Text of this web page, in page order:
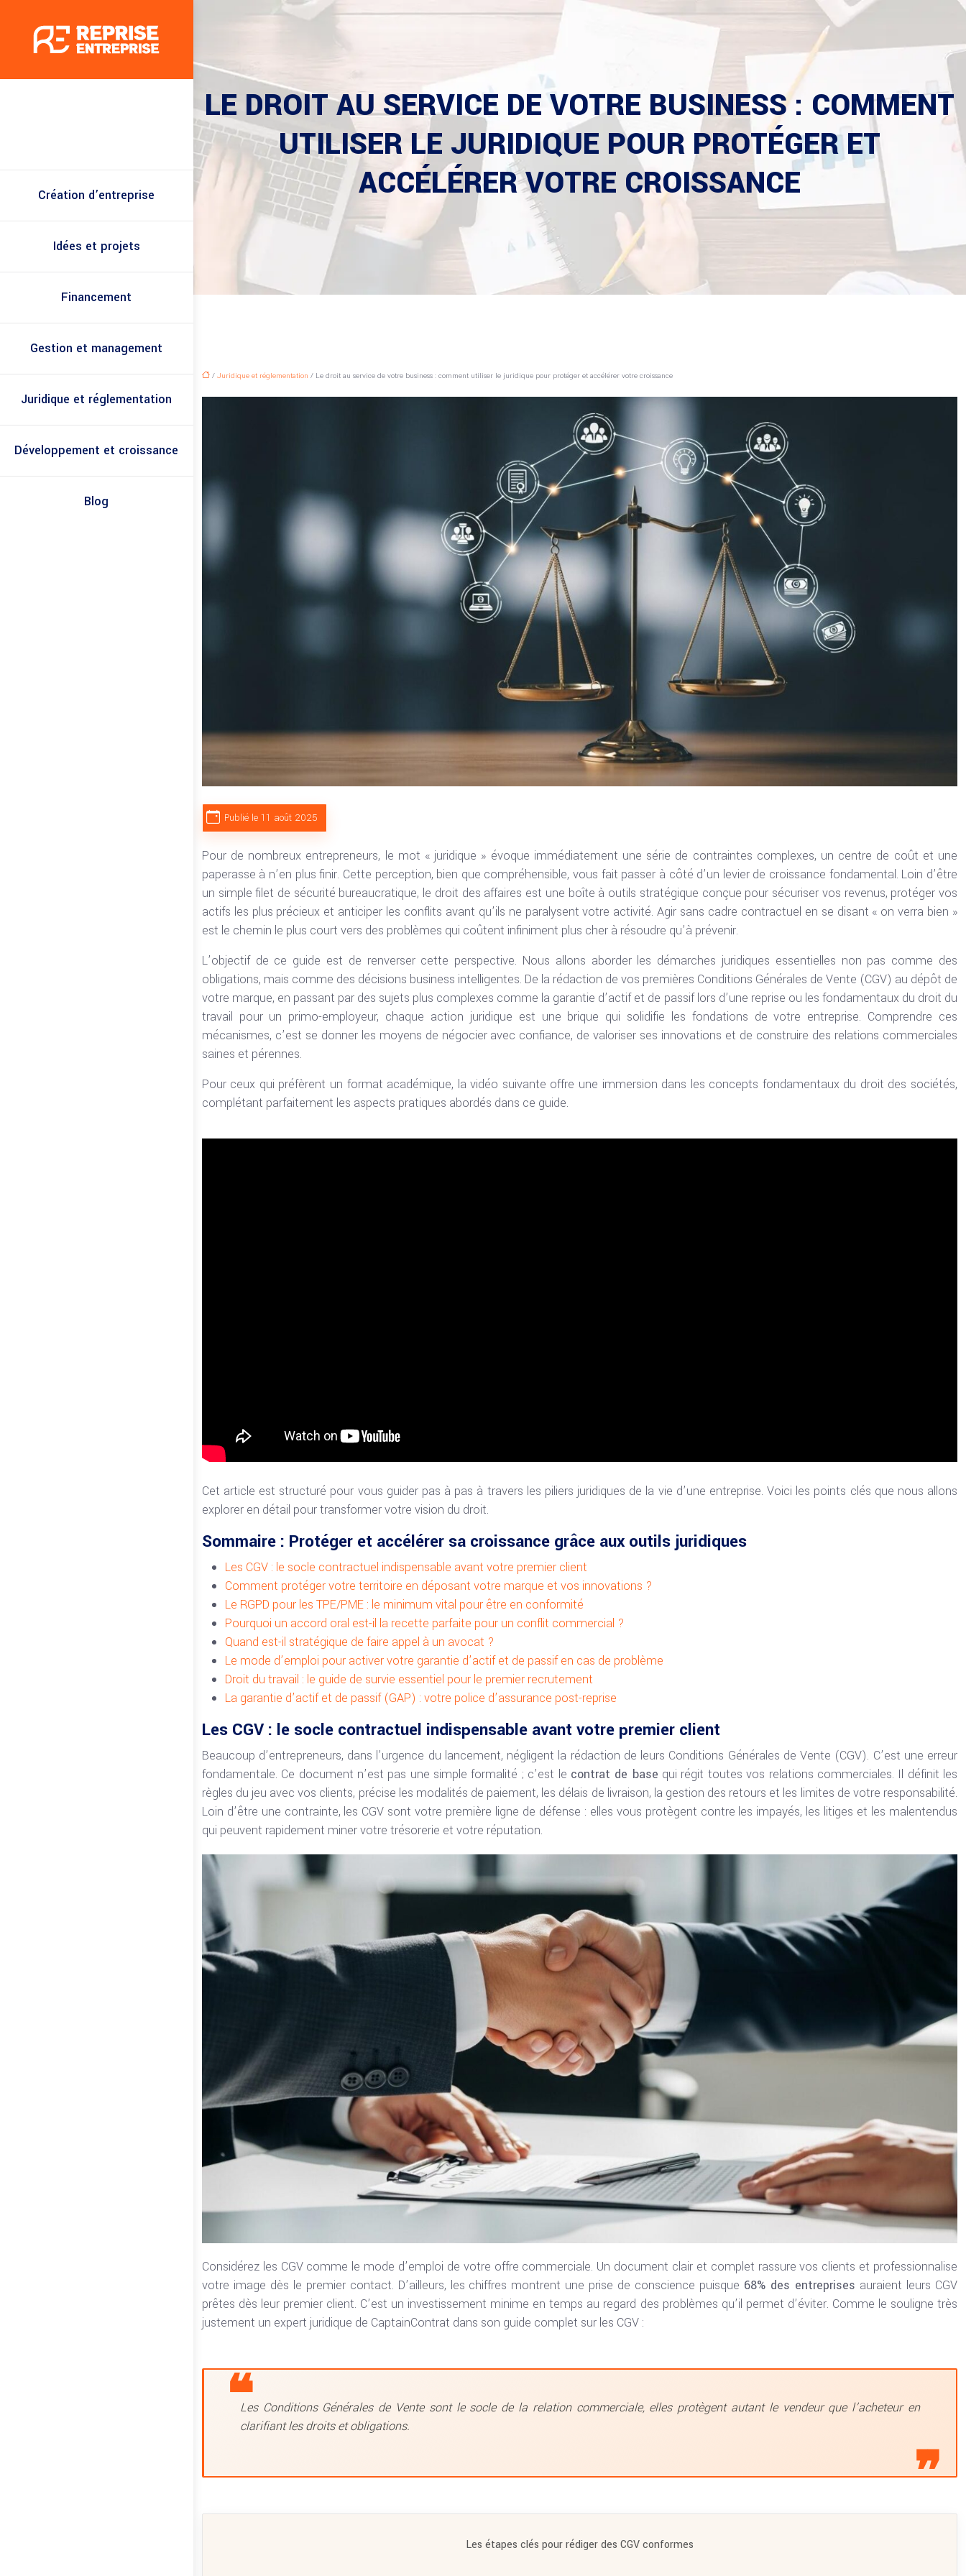
Création d’entreprise
Idées et projets
Financement
Gestion et management
Juridique et réglementation
Développement et croissance
Blog
LE DROIT AU SERVICE DE VOTRE BUSINESS : COMMENT
UTILISER LE JURIDIQUE POUR PROTÉGER ET
ACCÉLÉRER VOTRE CROISSANCE
/ Juridique et réglementation / Le droit au service de votre business : comment utiliser le juridique pour protéger et accélérer votre croissance
Publié le 11 août 2025
Pour de nombreux entrepreneurs, le mot « juridique » évoque immédiatement une série de contraintes complexes, un centre de coût et une
paperasse à n’en plus finir. Cette perception, bien que compréhensible, vous fait passer à côté d’un levier de croissance fondamental. Loin d’être
un simple filet de sécurité bureaucratique, le droit des affaires est une boîte à outils stratégique conçue pour sécuriser vos revenus, protéger vos
actifs les plus précieux et anticiper les conflits avant qu’ils ne paralysent votre activité. Agir sans cadre contractuel en se disant « on verra bien »
est le chemin le plus court vers des problèmes qui coûtent infiniment plus cher à résoudre qu’à prévenir.
L’objectif de ce guide est de renverser cette perspective. Nous allons aborder les démarches juridiques essentielles non pas comme des
obligations, mais comme des décisions business intelligentes. De la rédaction de vos premières Conditions Générales de Vente (CGV) au dépôt de
votre marque, en passant par des sujets plus complexes comme la garantie d’actif et de passif lors d’une reprise ou les fondamentaux du droit du
travail pour un primo-employeur, chaque action juridique est une brique qui solidifie les fondations de votre entreprise. Comprendre ces
mécanismes, c’est se donner les moyens de négocier avec confiance, de valoriser ses innovations et de construire des relations commerciales
saines et pérennes.
Pour ceux qui préfèrent un format académique, la vidéo suivante offre une immersion dans les concepts fondamentaux du droit des sociétés,
complétant parfaitement les aspects pratiques abordés dans ce guide.
Cet article est structuré pour vous guider pas à pas à travers les piliers juridiques de la vie d’une entreprise. Voici les points clés que nous allons
explorer en détail pour transformer votre vision du droit.
Sommaire : Protéger et accélérer sa croissance grâce aux outils juridiques
Les CGV : le socle contractuel indispensable avant votre premier client
Comment protéger votre territoire en déposant votre marque et vos innovations ?
Le RGPD pour les TPE/PME : le minimum vital pour être en conformité
Pourquoi un accord oral est-il la recette parfaite pour un conflit commercial ?
Quand est-il stratégique de faire appel à un avocat ?
Le mode d’emploi pour activer votre garantie d’actif et de passif en cas de problème
Droit du travail : le guide de survie essentiel pour le premier recrutement
La garantie d’actif et de passif (GAP) : votre police d’assurance post-reprise
Les CGV : le socle contractuel indispensable avant votre premier client
Beaucoup d’entrepreneurs, dans l’urgence du lancement, négligent la rédaction de leurs Conditions Générales de Vente (CGV). C’est une erreur
fondamentale. Ce document n’est pas une simple formalité ; c’est le contrat de base qui régit toutes vos relations commerciales. Il définit les
règles du jeu avec vos clients, précise les modalités de paiement, les délais de livraison, la gestion des retours et les limites de votre responsabilité.
Loin d’être une contrainte, les CGV sont votre première ligne de défense : elles vous protègent contre les impayés, les litiges et les malentendus
qui peuvent rapidement miner votre trésorerie et votre réputation.
Considérez les CGV comme le mode d’emploi de votre offre commerciale. Un document clair et complet rassure vos clients et professionnalise
votre image dès le premier contact. D’ailleurs, les chiffres montrent une prise de conscience puisque 68% des entreprises auraient leurs CGV
prêtes dès leur premier client. C’est un investissement minime en temps au regard des problèmes qu’il permet d’éviter. Comme le souligne très
justement un expert juridique de CaptainContrat dans son guide complet sur les CGV :
Les Conditions Générales de Vente sont le socle de la relation commerciale, elles protègent autant le vendeur que l’acheteur en
clarifiant les droits et obligations.
Les étapes clés pour rédiger des CGV conformes